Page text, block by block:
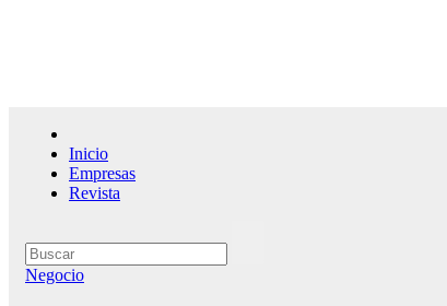
Inicio
Empresas
Revista
Negocio